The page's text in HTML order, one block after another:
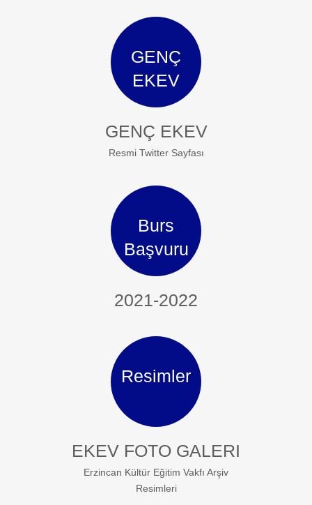
GENÇ
EKEV
GENÇ EKEV
Resmi Twitter Sayfası
Burs
Başvuru
2021-2022
Resimler
EKEV FOTO GALERI
Erzincan Kültür Eğitim Vakfı Arşiv
Resimleri